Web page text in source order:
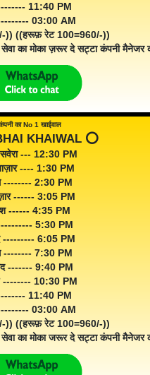
11:40 PM
03:00 AM
)) ((हरूफ़ रेट 100=960/-))
का मोका ज़रूर दे सट्टा कंपनी मैनेजर
का No 1 खाईवाल
KHAIWAL ⭕️
सवेरा --- 12:30 PM
---- 1:30 PM
-------- 2:30 PM
------ 3:05 PM
------ 4:35 PM
5:30 PM
--------- 6:05 PM
-------- 7:30 PM
------- 9:40 PM
-------- 10:30 PM
11:40 PM
03:00 AM
)) ((हरूफ़ रेट 100=960/-))
का मोका जरूर दे सट्टा कंपनी मैनेजर